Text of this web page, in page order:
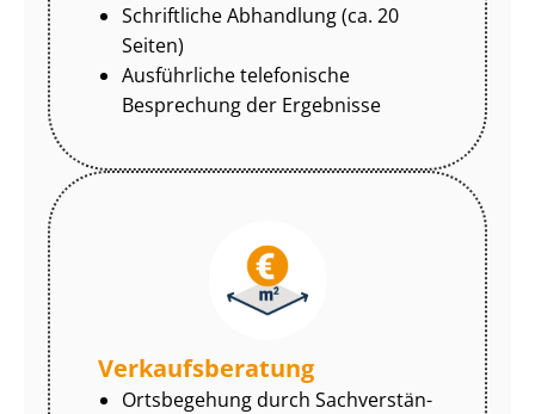
Schriftliche Abhandlung (ca. 20
Seiten)
Ausführliche telefonische
Besprechung der Ergebnisse
Ver­kaufs­be­ra­tung
Ortsbegehung durch Sach­ver­stän­